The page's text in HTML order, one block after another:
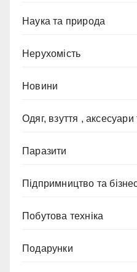
Наука та природа
Нерухомість
Новини
Одяг, взуття ,
Паразити
Підпримництво та
Побутова техніка
Подарунки